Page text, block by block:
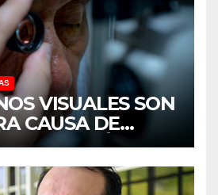
VISUALES SON
CAUSA DE
EN MÉXICO,
DEL
LA UAS